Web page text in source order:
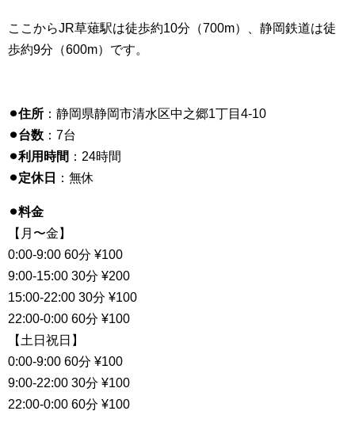
ここからJR草薙駅は徒歩約10分（700m）、静岡鉄道は徒
歩約9分（600m）です。
⚫︎住所 ：静岡県静岡市清水区中之郷1丁目4-10
⚫︎台数 ：7台
⚫︎利用時間 ：24時間
⚫︎定休日
：無休
⚫︎料金
【月〜金】
0:00-9:00 60分 ¥100
9:00-15:00 30分 ¥200
15:00-22:00 30分 ¥100
22:00-0:00 60分 ¥100
【土日祝日】
0:00-9:00 60分 ¥100
9:00-22:00 30分 ¥100
22:00-0:00 60分 ¥100